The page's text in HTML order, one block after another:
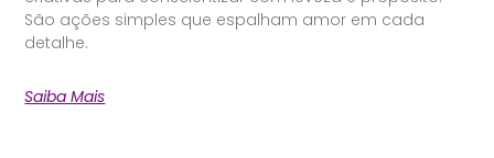
São ações simples que espalham amor em cada
detalhe.
Saiba Mais